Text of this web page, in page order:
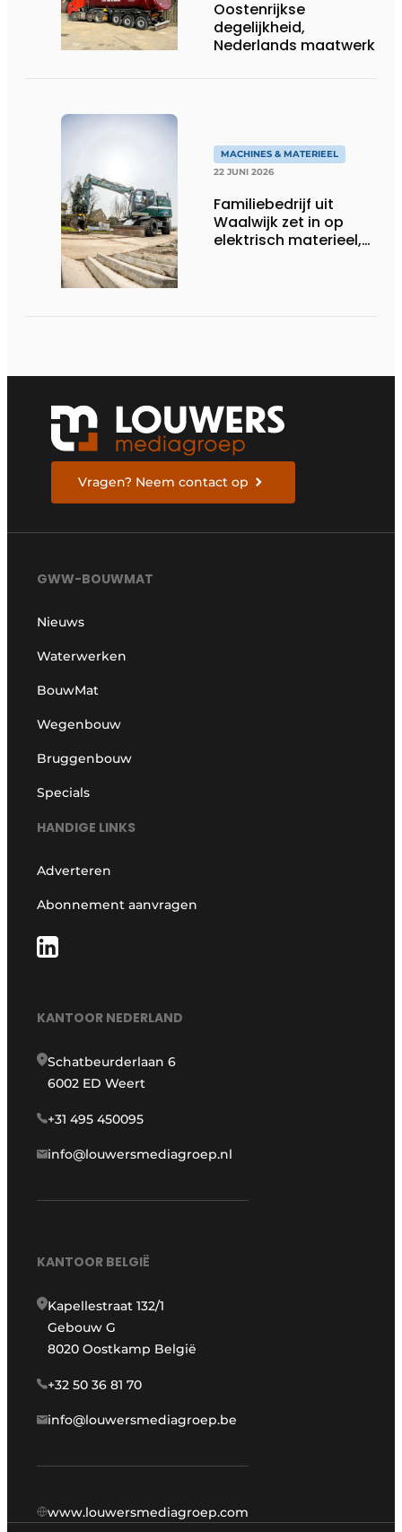
Oostenrijkse
degelijkheid,
Nederlands maatwerk
MACHINES & MATERIEEL
22 JUNI 2026
Familiebedrijf uit
Waalwijk zet in op
elektrisch materieel,
Vragen? Neem contact op
GWW-BOUWMAT
Nieuws
Waterwerken
BouwMat
Wegenbouw
Bruggenbouw
Specials
HANDIGE LINKS
Adverteren
Abonnement aanvragen
KANTOOR NEDERLAND
Schatbeurderlaan 6
6002 ED Weert
+31 495 450095
info@louwersmediagroep.nl
KANTOOR BELGIË
Kapellestraat 132/1
Gebouw G
8020 Oostkamp België
+32 50 36 81 70
info@louwersmediagroep.be
www.louwersmediagroep.com